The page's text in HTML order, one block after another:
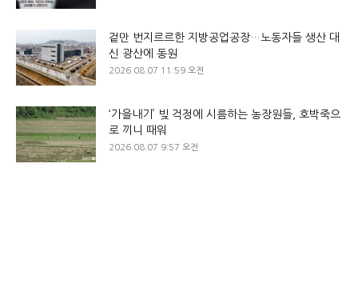
겉만 번지르르한 지방공업공장…노동자들 생산 대
신 광산에 동원
2026.08.07 11:59 오전
‘가을내기’ 빚 걱정에 시름하는 농장원들, 호박죽으
로 끼니 때워
2026.08.07 9:57 오전